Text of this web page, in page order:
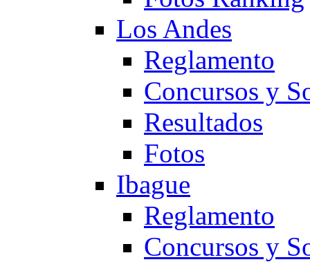
Los Andes
Reglamento
Concursos y
Resultados
Fotos
Ibague
Reglamento
Concursos y